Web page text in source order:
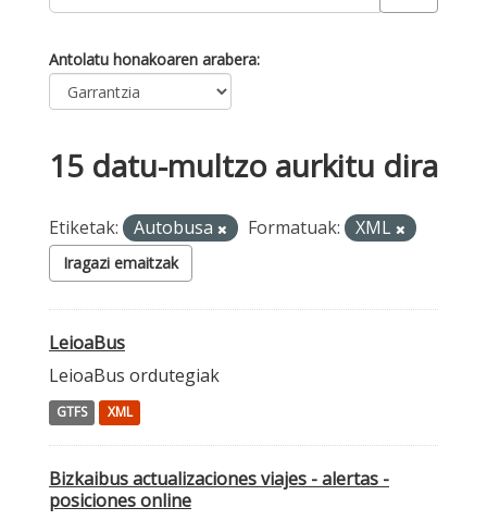
Antolatu honakoaren arabera
15 datu-multzo aurkitu dira
Etiketak: Autobusa Formatuak: XML
Iragazi emaitzak
LeioaBus
LeioaBus ordutegiak
GTFS XML
Bizkaibus actualizaciones viajes - alertas -
posiciones online